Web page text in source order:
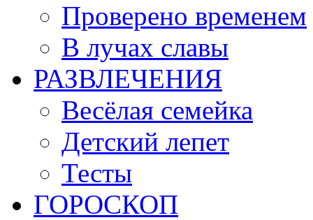
Проверено временем
В лучах славы
РАЗВЛЕЧЕНИЯ
Весёлая семейка
Детский лепет
Тесты
ГОРОСКОП